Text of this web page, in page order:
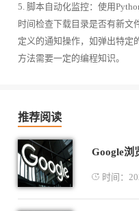
5. 脚本自动化监控：使用
时间检查下载目录是否有新文
定义的通知操作，如弹出特定
方法需要一定的编程知识。
推荐阅读
时间：